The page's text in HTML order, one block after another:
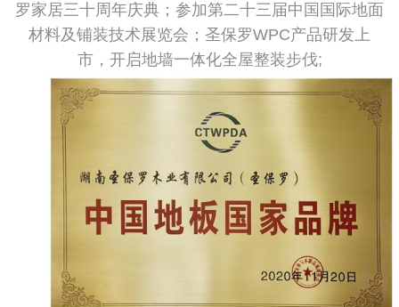
罗家居三十周年庆典；参加第二十三届中国国际地面
材料及铺装技术展览会；圣保罗WPC产品研发上
市，开启地墙一体化全屋整装步伐;